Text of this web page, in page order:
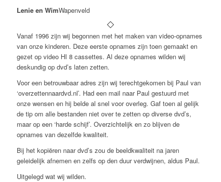
Lenie en WimWapenveld
Vanaf 1996 zijn wij begonnen met het maken van video-opnames
van onze kinderen. Deze eerste opnames zijn toen gemaakt en
gezet op video HI 8 cassettes. Al deze opnames wilden wij
deskundig op dvd’s laten zetten.
Voor een betrouwbaar adres zijn wij terechtgekomen bij Paul van
‘overzettennaardvd.nl’. Had een mail naar Paul gestuurd met
onze wensen en hij belde al snel voor overleg. Gaf toen al gelijk
de tip om alle bestanden niet over te zetten op diverse dvd’s,
maar op een ‘harde schijf’. Overzichtelijk en zo blijven de
opnames van dezelfde kwaliteit.
Bij het kopiëren naar dvd’s zou de beeldkwaliteit na jaren
geleidelijk afnemen en zelfs op den duur verdwijnen, aldus Paul.
Uitgelegd wat wij wilden.